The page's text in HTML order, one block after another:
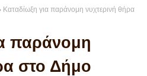
Kαταδίωξη για παράνομη νυχτερινή θήρα
παράνομη
στο Δήμο